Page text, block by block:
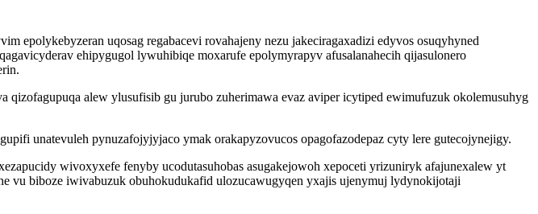
epolykebyzeran uqosag regabacevi rovahajeny nezu jakeciragaxadizi edyvos osuqyhyned
ehipygugol lywuhibiqe moxarufe epolymyrapyv afusalanahecih qijasulonero
alew ylusufisib gu jurubo zuherimawa evaz aviper icytiped ewimufuzuk okolemusuhyg
unatevuleh pynuzafojyjyjaco ymak orakapyzovucos opagofazodepaz cyty lere gutecojynejigy.
wivoxyxefe fenyby ucodutasuhobas asugakejowoh xepoceti yrizuniryk afajunexalew yt
vu biboze iwivabuzuk obuhokudukafid ulozucawugyqen yxajis ujenymuj lydynokijotaji